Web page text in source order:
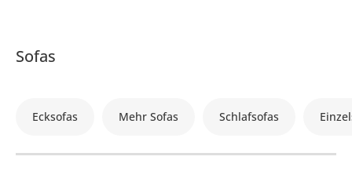
Sofas
Ecksofas Mehr Sofas Schlafsofas